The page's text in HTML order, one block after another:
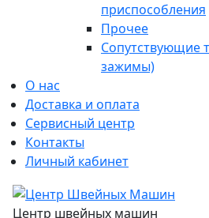
приспособления
Прочее
Сопутствующие
зажимы)
О нас
Доставка и оплата
Сервисный центр
Контакты
Личный кабинет
Центр швейных машин